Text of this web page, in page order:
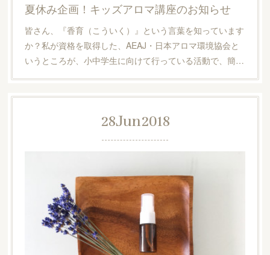
夏休み企画！キッズアロマ講座のお知らせ
皆さん、『香育（こういく）』という言葉を知っています
か？私が資格を取得した、AEAJ・日本アロマ環境協会と
いうところが、小中学生に向けて行っている活動で、簡…
28Jun2018